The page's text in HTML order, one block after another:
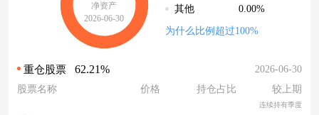
净资产
2026-06-30
其他
0.00%
为什么比例超过100%
重仓股票 62.21%
2026-06-30
股票名称
价格 持仓占比 较上期
连续持有季度